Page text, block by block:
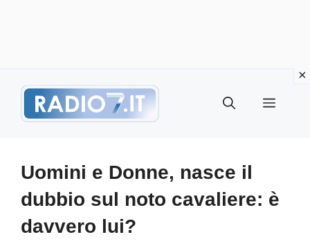
Menu
Uomini e Donne, nasce il
dubbio sul noto cavaliere: è
davvero lui?